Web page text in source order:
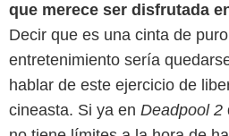
que merece ser disfrutada
Decir que es una cinta de
entretenimiento sería
hablar de este ejercicio de
cineasta. Si ya en Deadpool 2